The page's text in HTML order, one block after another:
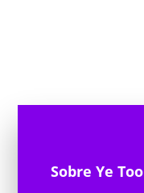
Sobre Ye Too